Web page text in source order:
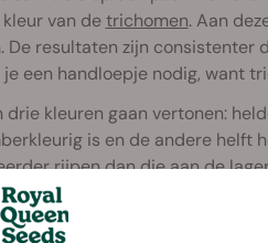
van detrichomen. Aan
De resultaten zijn
een handloepje nodig, want
kleuren gaan vertonen:
is en de andere helft
rijpen dan die aan de
vermindert de hoeveelheid